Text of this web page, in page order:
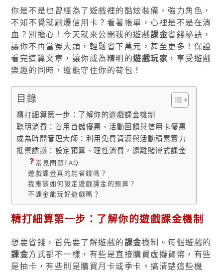
你是不是也曾經為了遊戲裡的酷炫裝備、強力角色，
不知不覺就刷爆信用卡？看著帳單，心裡是不是在淌
血？別擔心！今天就來公開我的遊戲課金省錢秘訣，
讓你不再當冤大頭，輕鬆省下萬元，甚至更多！保證
看完這篇文章，讓你成為精明的遊戲玩家 ，享受遊戲
樂趣的同時，還能守住你的荷包！
目錄
精打細算第一步：了解你的遊戲課金機制
聰明消費：善用首儲優惠、活動回饋與信用卡優惠
成為時間管理大師：利用免費資源與活動積累實力
抵禦誘惑：設定預算、理性消費，遠離賭博式課金
常見問題FAQ
遊戲課金真的能省錢嗎？
我應該如何設定遊戲課金的預算？
不課金能玩好遊戲嗎？
精打細算第一步：了解你的遊戲課金機制
想要省錢，首先要了解遊戲的課金機制。每個遊戲的
課金方式都不一樣，有些是直接購買虛擬貨幣，有些
是抽卡，有些則是購買月卡或季卡。搞清楚這些機